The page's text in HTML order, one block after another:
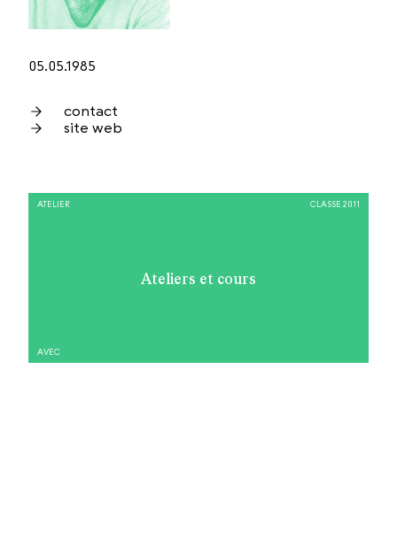
05.05.1985
contact
site web
Ateliers et cours
ATELIER CLASSE 2011
AVEC